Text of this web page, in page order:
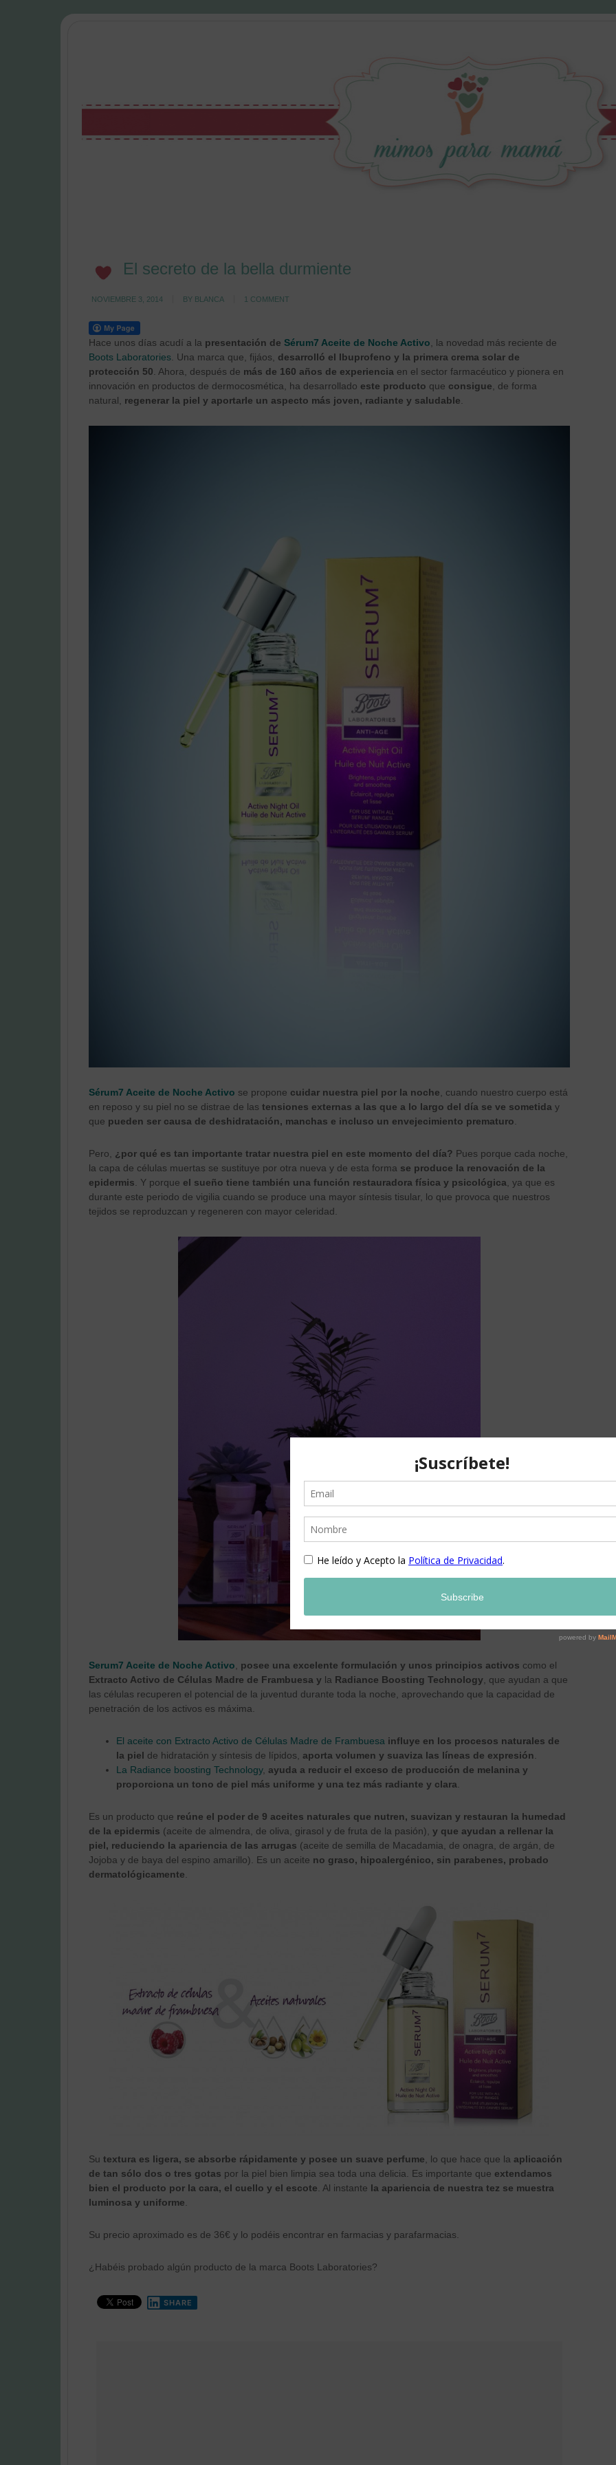
El secreto de la bella durmiente
NOVIEMBRE 3, 2014 BY BLANCA 1 COMMENT
Hace unos días acudí a la presentación de Sérum7 Aceite de Noche Activo , la novedad más reciente de
Boots Laboratories . Una marca que, fijáos, desarrolló el Ibuprofeno y la primera crema solar de
protección 50 . Ahora, después de más de 160 años de experiencia en el sector farmacéutico y pionera en
innovación en productos de dermocosmética, ha desarrollado este producto que consigue , de forma
natural, regenerar la piel y aportarle un aspecto más joven, radiante y saludable
Sérum7 Aceite de Noche Activo se propone cuidar nuestra piel por la noche, cuando nuestro cuerpo está
en reposo y su piel no se distrae de las tensiones externas a las que a lo largo del día se ve sometida y
que pueden ser causa de deshidratación, manchas e incluso un envejecimiento prematuro.
Pero, ¿por qué es tan importante tratar nuestra piel en este momento del día? Pues porque cada noche,
la capa de células muertas se sustituye por otra nueva y de esta forma se produce la renovación de la
epidermis. Y porque el sueño tiene también una función restauradora física y psicológica, ya que es
durante este periodo de vigilia cuando se produce una mayor síntesis tisular, lo que provoca que nuestros
tejidos se reproduzcan y regeneren con mayor celeridad.
Serum7 Aceite de Noche Activo posee una excelente formulación y unos principios activos como el
Extracto Activo de Células Madre de Frambuesa y la Radiance Boosting Technology , que ayudan a que
las células recuperen el potencial de la juventud durante toda la noche, aprovechando que la capacidad de
penetración de los activos es máxima.
El aceite con Extracto Activo de Células Madre de Frambuesa influye en los procesos naturales de
la piel de hidratación y síntesis de lípidos, aporta volumen y suaviza las líneas de expresión
La Radiance boosting Technology, ayuda a reducir el exceso de producción de melanina y
proporciona un tono de piel más uniforme y una tez más radiante y clara
Es un producto que reúne el poder de 9 aceites naturales que nutren, suavizan y restauran la humedad
de la epidermis (aceite de almendra, de oliva, girasol y de fruta de la pasión), y que ayudan a rellenar la
piel, reduciendo la apariencia de las arrugas (aceite de semilla de Macadamia, de onagra, de argán, de
Jojoba y de baya del espino amarillo). Es un aceite no graso, hipoalergénico, sin parabenes, probado
dermatológicamente
Su textura es ligera, se absorbe rápidamente y posee un suave perfume , lo que hace que la aplicación
de tan sólo dos o tres gotas por la piel bien limpia sea toda una delicia. Es importante que extendamos
bien el producto por la cara, el cuello y el escote . Al instante la apariencia de nuestra tez se muestra
luminosa y uniforme
Su precio aproximado es de 36€ y lo podéis encontrar en farmacias y parafarmacias.
¿Habéis probado algún producto de la marca Boots Laboratories?
SHARE